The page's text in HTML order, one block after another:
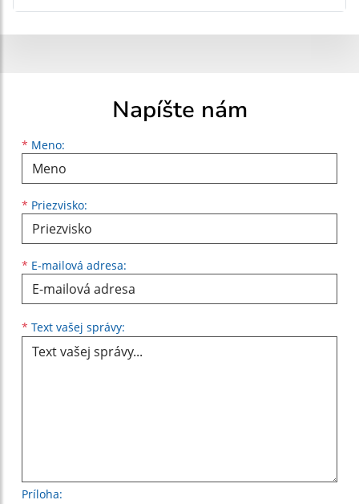
Napíšte nám
* Meno:
Meno
* Priezvisko:
Priezvisko
* E-mailová adresa:
E-mailová adresa
* Text vašej správy:
Príloha: